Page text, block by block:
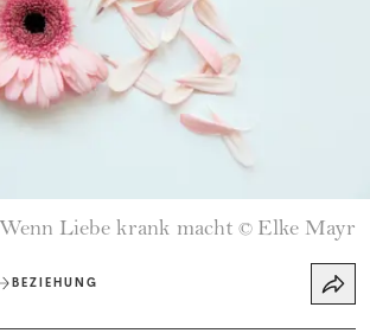
Wenn Liebe krank macht © Elke Mayr
BEZIEHUNG